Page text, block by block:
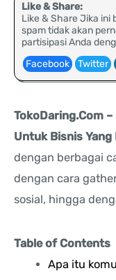
Like & Share:
Like & Share Jika ini
spam tidak akan
partisipasi Anda
Facebook
Twitter
TokoDaring.Com
Untuk Bisnis Yang
dengan berbagai
dengan cara
sosial, hingga
Table of Contents
Apa itu